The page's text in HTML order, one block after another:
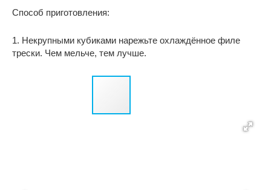
Способ приготовления:
1. Некрупными кубиками нарежьте охлаждённое филе
трески. Чем мельче, тем лучше.